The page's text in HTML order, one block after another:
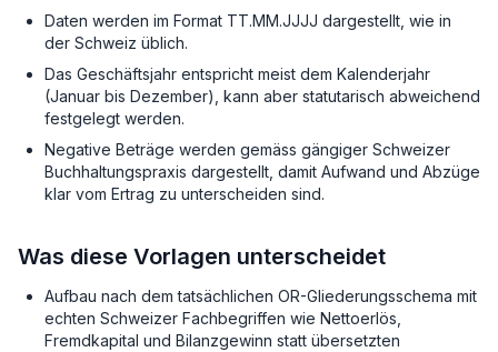
Daten werden im Format TT.MM.JJJJ dargestellt, wie in
der Schweiz üblich.
Das Geschäftsjahr entspricht meist dem Kalenderjahr
(Januar bis Dezember), kann aber statutarisch abweichend
festgelegt werden.
Negative Beträge werden gemäss gängiger Schweizer
Buchhaltungspraxis dargestellt, damit Aufwand und Abzüge
klar vom Ertrag zu unterscheiden sind.
Was diese Vorlagen unterscheidet
Aufbau nach dem tatsächlichen OR-Gliederungsschema mit
echten Schweizer Fachbegriffen wie Nettoerlös,
Fremdkapital und Bilanzgewinn statt übersetzten